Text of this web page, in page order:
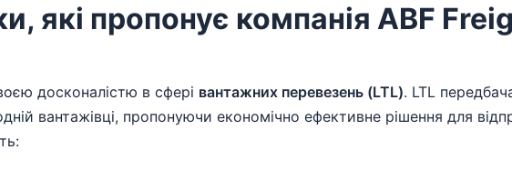
які пропонує компанія ABF
досконалістю в сфері вантажних перевезень (LTL). LTL
вантажівці, пропонуючи економічно ефективне рішення для